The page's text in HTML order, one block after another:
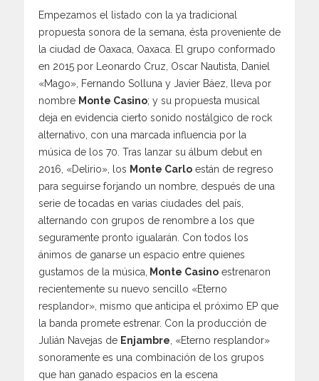
Empezamos el listado con la ya tradicional
propuesta sonora de la semana, ésta proveniente de
la ciudad de Oaxaca, Oaxaca. El grupo conformado
en 2015 por Leonardo Cruz, Oscar Nautista, Daniel
«Mago», Fernando Solluna y Javier Báez, lleva por
nombre Monte Casino; y su propuesta musical
deja en evidencia cierto sonido nostálgico de rock
alternativo, con una marcada influencia por la
música de los 70. Tras lanzar su álbum debut en
2016, «Delirio», los Monte Carlo están de regreso
para seguirse forjando un nombre, después de una
serie de tocadas en varias ciudades del país,
alternando con grupos de renombre a los que
seguramente pronto igualarán. Con todos los
ánimos de ganarse un espacio entre quienes
gustamos de la música,
Monte Casino estrenaron
recientemente su nuevo sencillo «Eterno
resplandor», mismo que anticipa el próximo EP que
la banda promete estrenar. Con la producción de
Julián Navejas de Enjambre , «Eterno resplandor»
sonoramente es una combinación de los grupos
que han ganado espacios en la escena